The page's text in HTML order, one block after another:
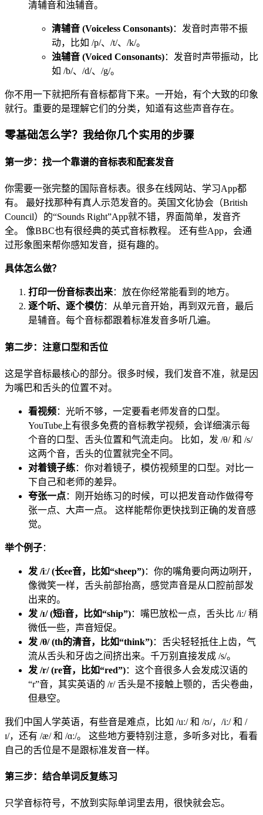
清辅音和浊辅音。
清辅音 (Voiceless Consonants)：发音时声带不振
动，比如 /p/、/t/、/k/。
浊辅音 (Voiced Consonants)：发音时声带振动，比
如 /b/、/d/、/g/。
你不用一下就把所有音标都背下来。一开始，有个大致的印象
就行。重要的是理解它们的分类，知道有这些声音存在。
零基础怎么学？我给你几个实用的步骤
第一步：找一个靠谱的音标表和配套发音
你需要一张完整的国际音标表。很多在线网站、学习App都
有。 最好找那种有真人示范发音的。英国文化协会（British
Council）的“Sounds Right”App就不错，界面简单，发音齐
全。 像BBC也有很经典的英式音标教程。 还有些App，会通
过形象图来帮你感知发音，挺有趣的。
具体怎么做？
打印一份音标表出来：放在你经常能看到的地方。
逐个听、逐个模仿：从单元音开始，再到双元音，最后
是辅音。每个音标都跟着标准发音多听几遍。
第二步：注意口型和舌位
这是学音标最核心的部分。很多时候，我们发音不准，就是因
为嘴巴和舌头的位置不对。
看视频：光听不够，一定要看老师发音的口型。
YouTube上有很多免费的音标教学视频，会详细演示每
个音的口型、舌头位置和气流走向。 比如，发 /θ/ 和 /s/
这两个音，舌头的位置就完全不同。
对着镜子练：你对着镜子，模仿视频里的口型。对比一
下自己和老师的差异。
夸张一点：刚开始练习的时候，可以把发音动作做得夸
张一点、大声一点。 这样能帮你更快找到正确的发音感
觉。
举个例子：
发 /iː/ (长ee音，比如“sheep”)：你的嘴角要向两边咧开，
像微笑一样，舌头前部抬高，感觉声音是从口腔前部发
出来的。
发 /ɪ/ (短i音，比如“ship”)：嘴巴放松一点，舌头比 /iː/ 稍
微低一些，声音短促。
发 /θ/ (th的清音，比如“think”)：舌尖轻轻抵住上齿，气
流从舌头和牙齿之间挤出来。千万别直接发成 /s/。
发 /r/ (re音，比如“red”)：这个音很多人会发成汉语的
“r”音，其实英语的 /r/ 舌头是不接触上颚的，舌尖卷曲，
但悬空。
我们中国人学英语，有些音是难点，比如 /uː/ 和 /ʊ/，/iː/ 和 /
ɪ/，还有 /æ/ 和 /ɑː/。 这些地方要特别注意，多听多对比，看看
自己的舌位是不是跟标准发音一样。
第三步：结合单词反复练习
只学音标符号，不放到实际单词里去用，很快就会忘。